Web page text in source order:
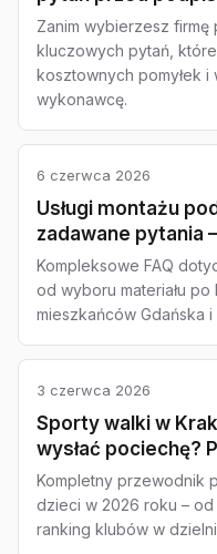
Zanim wybierzesz firmę
kluczowych pytań,
kosztownych pomyłek
wykonawcę.
6 czerwca 2026
Usługi montażu
zadawane pytania
Kompleksowe FAQ
od wyboru materiału
mieszkańców Gdańska i
3 czerwca 2026
Sporty walki w
wysłać pociechę?
Kompletny przewodnik
dzieci w 2026 roku –
ranking klubów w